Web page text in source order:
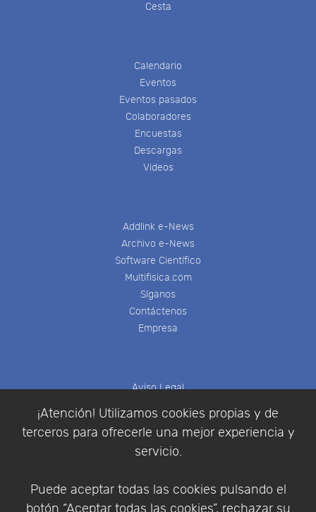
¡Atención! Utilizamos cookies propias y de
terceros para ofrecerle una mejor experiencia y
servicio.
Puede aceptar todas las cookies pulsando el
botón “Aceptar todas las cookies”, rechazar su
Cesta
Calendario
Eventos
Eventos pasados
Colaboradores
Encuestas
Descargas
Videos
Addlink e-News
Archivo e-News
Software Científico
Multifisica.com
Síganos
Contáctenos
Empresa
Aviso Legal
Condiciones de compra
Identificarse